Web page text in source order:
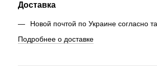
Доставка
Новой почтой по Украине согласно
Подробнее о доставке